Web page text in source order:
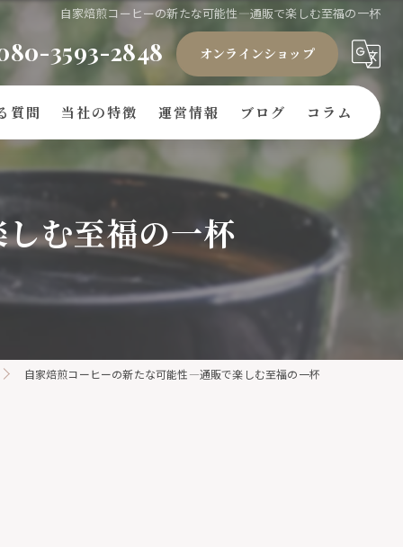
自家焙煎コーヒーの新たな可能性―通販で楽しむ至福の一杯
3593-2848 オンラインショップ
質問 当社の特徴
ギフト
豆
自家焙煎
運営情報 ブログ コラム
む至福の一杯
自家焙煎コーヒーの新たな可能性―通販で楽しむ至福の一杯